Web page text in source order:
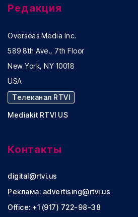
Редакция
Overseas Media Inc.
589 8th Ave., 7th Floor
New York, NY 10018
USA
Телеканал RTVI
Mediakit RTVI US
Контакты
digital@rtvi.us
Реклама: advertising@rtvi.us
Office: +1 (917) 722-98-38